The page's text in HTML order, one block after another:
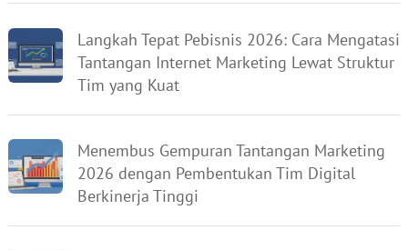
Langkah Tepat Pebisnis 2026: Cara Mengatasi
Tantangan Internet Marketing Lewat Struktur
Tim yang Kuat
Menembus Gempuran Tantangan Marketing
2026 dengan Pembentukan Tim Digital
Berkinerja Tinggi